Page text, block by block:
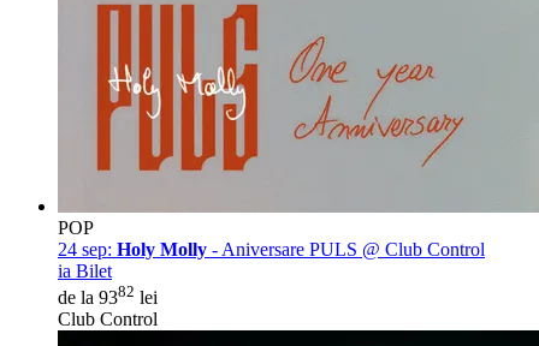
POP
24 sep: Holy Molly - Aniversare PULS @ Club Control
ia Bilet
de la 9382 lei
Club Control